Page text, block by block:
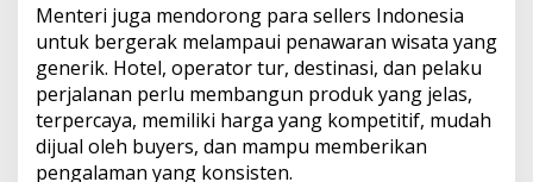
Menteri juga mendorong para sellers Indonesia
untuk bergerak melampaui penawaran wisata yang
generik. Hotel, operator tur, destinasi, dan pelaku
perjalanan perlu membangun produk yang jelas,
terpercaya, memiliki harga yang kompetitif, mudah
dijual oleh buyers, dan mampu memberikan
pengalaman yang konsisten.